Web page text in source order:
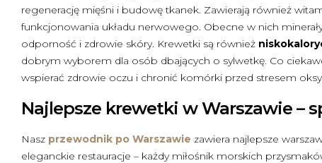
regenerację mięśni i budowę tkanek. Zawierają również
funkcjonowania układu nerwowego. Obecne w nich
odporność i zdrowie skóry. Krewetki są również
dobrym wyborem dla osób dbających o sylwetkę. Co
wspierać zdrowie oczu i chronić komórki przed stresem
Najlepsze krewetki w Warszawie –
Nasz przewodnik po Warszawie zawiera najlepsze
eleganckie restauracje – każdy miłośnik morskich